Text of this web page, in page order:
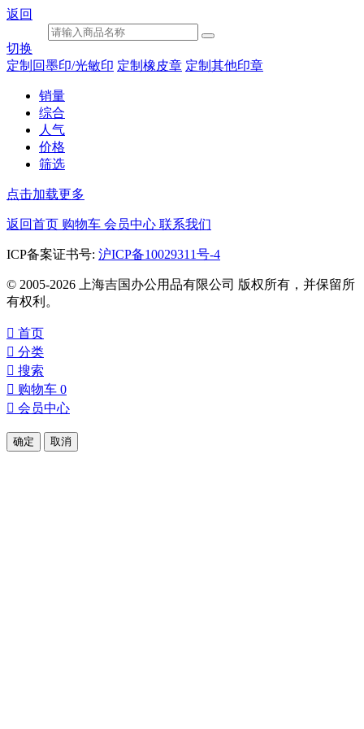
返回
切换
定制回墨印/光敏印 定制橡皮章 定制其他印章
销量
综合
人气
价格
筛选
点击加载更多
返回首页 购物车 会员中心 联系我们
ICP备案证书号: 沪ICP备10029311号-4
© 2005-2026 上海吉国办公用品有限公司 版权所有，并保留所
有权利。
 首页
 分类
 搜索
 购物车 0
 会员中心
确定 取消